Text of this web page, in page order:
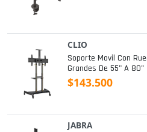
CLIO
Soporte Movil Con
Grandes De 55" A 80"
$143.500
JABRA